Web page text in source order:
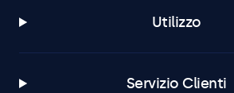
Utilizzo
Servizio Clienti